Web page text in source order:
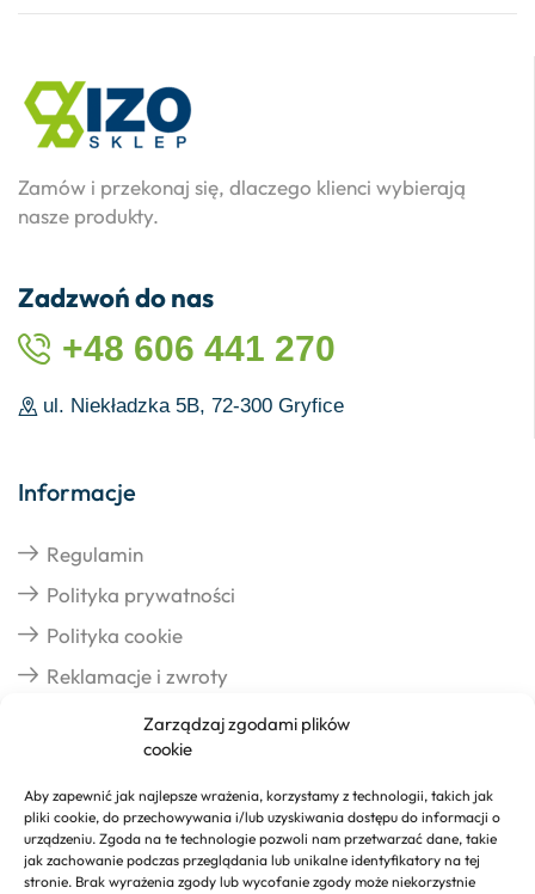
Zarządzaj zgodami plików
cookie
Aby zapewnić jak najlepsze wrażenia, korzystamy z technologii, takich jak
pliki cookie, do przechowywania i/lub uzyskiwania dostępu do informacji o
urządzeniu. Zgoda na te technologie pozwoli nam przetwarzać dane, takie
jak zachowanie podczas przeglądania lub unikalne identyfikatory na tej
stronie. Brak wyrażenia zgody lub wycofanie zgody może niekorzystnie
Zamów i przekonaj się, dlaczego klienci wybierają
nasze produkty.
Zadzwoń do nas
+48 606 441 270
ul. Niekładzka 5B, 72-300 Gryfice
Informacje
Regulamin
Polityka prywatności
Polityka cookie
Reklamacje i zwroty
Realizacja zamówień
Formy płatności